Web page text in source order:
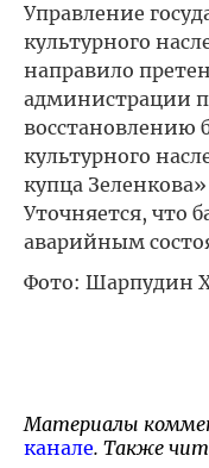
Управление
культурного
направило
администрации
восстановлению
культурного
купца
Уточняется, что
аварийным
Фото: Шарпудин
Материалы
канале. Также